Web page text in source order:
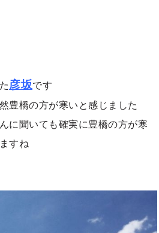
彦坂です
豊橋の方が寒いと感じました
に聞いても確実に豊橋の方が寒
すね